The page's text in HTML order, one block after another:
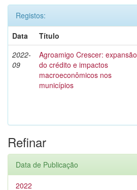
Registos:
Data
Título
2022-
09
Agroamigo Crescer: expansão
do crédito e impactos
macroeconômicos nos
municípios
Refinar
Data de Publicação
2022